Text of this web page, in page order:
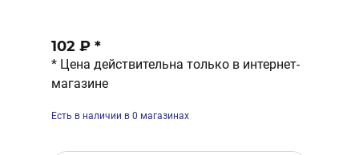
102 ₽ *
* Цена действительна только в интернет-
магазине
Есть в наличии в 0 магазинах